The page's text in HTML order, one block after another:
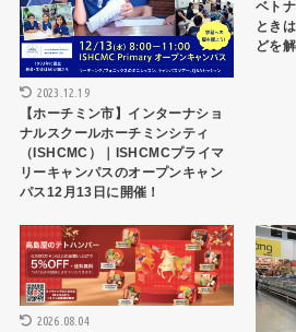
2023.12.19
【ホーチミン市】インターナショ
ナルスクールホーチミンシティ
（ISHCMC）｜ISHCMCプライマ
リーキャンパスのオープンキャン
パス12月13日に開催！
ベト
とき
どを
買い物
2026.08.04